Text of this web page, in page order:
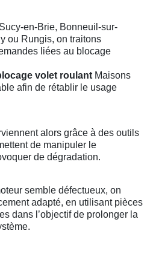
en-Brie, Bonneuil-sur-
ou Rungis, on traitons
liées au blocage
volet roulantMaisons
afin de rétablir le usage
alors grâce à des outils
de manipuler le
de dégradation.
semble défectueux, on
adapté, en utilisant pièces
dans l’objectif de prolonger la